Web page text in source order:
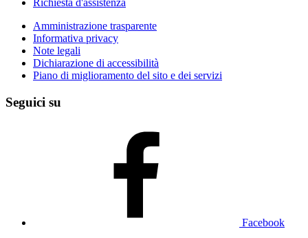
Richiesta d'assistenza
Amministrazione trasparente
Informativa privacy
Note legali
Dichiarazione di accessibilità
Piano di miglioramento del sito e dei servizi
Seguici su
Facebook